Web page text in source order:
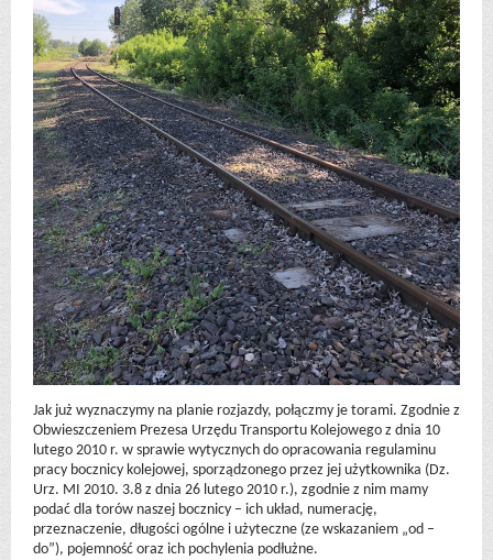
Jak już wyznaczymy na planie rozjazdy, połączmy je torami. Zgodnie z
Obwieszczeniem Prezesa Urzędu Transportu Kolejowego z dnia 10
lutego 2010 r. w sprawie wytycznych do opracowania regulaminu
pracy bocznicy kolejowej, sporządzonego przez jej użytkownika (Dz.
Urz. MI 2010. 3.8 z dnia 26 lutego 2010 r.), zgodnie z nim mamy
podać dla torów naszej bocznicy – ich układ, numerację,
przeznaczenie, długości ogólne i użyteczne (ze wskazaniem „od –
do”), pojemność oraz ich pochylenia podłużne.